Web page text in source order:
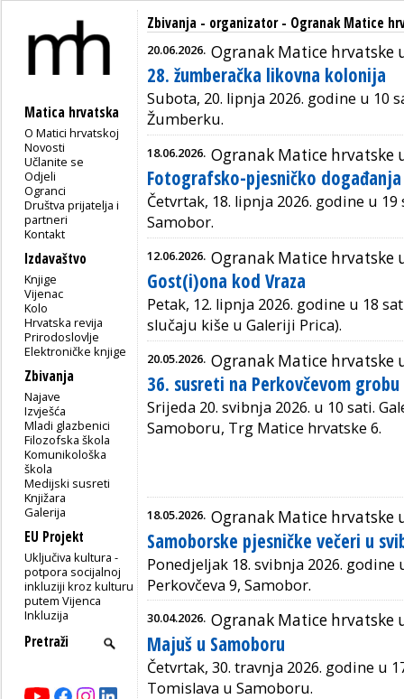
Matica hrvatska
O Matici hrvatskoj
Novosti
Učlanite se
Odjeli
Ogranci
Društva prijatelja i
partneri
Kontakt
Izdavaštvo
Knjige
Vijenac
Kolo
Hrvatska revija
Prirodoslovlje
Elektroničke knjige
Zbivanja
Najave
Izvješća
Mladi glazbenici
Filozofska škola
Komunikološka
škola
Medijski susreti
Knjižara
Galerija
EU Projekt
Uključiva kultura -
potpora socijalnoj
inkluziji kroz kulturu
putem Vijenca
Inkluzija
Zbivanja - organizator - Ogranak Matice
20.06.2026. Ogranak Matice hrvatske
28. žumberačka likovna kolonija
Subota, 20. lipnja 2026. godine u 10
Žumberku.
18.06.2026. Ogranak Matice hrvatske
Fotografsko-pjesničko
Četvrtak, 18. lipnja 2026. godine u
Samobor.
12.06.2026. Ogranak Matice hrvatske
Gost(i)ona kod Vraza
Petak, 12. lipnja 2026. godine u 18
slučaju kiše u Galeriji Prica).
20.05.2026. Ogranak Matice hrvatske
36. susreti na Perkovčevom grobu
Srijeda 20. svibnja 2026. u 10 sati.
Samoboru, Trg Matice hrvatske 6.
18.05.2026. Ogranak Matice hrvatske
Samoborske pjesničke večeri u
Ponedjeljak 18. svibnja 2026. godine
Perkovčeva 9, Samobor.
30.04.2026. Ogranak Matice hrvatske
Majuš u Samoboru
Četvrtak, 30. travnja 2026. godine u
Tomislava u Samoboru.